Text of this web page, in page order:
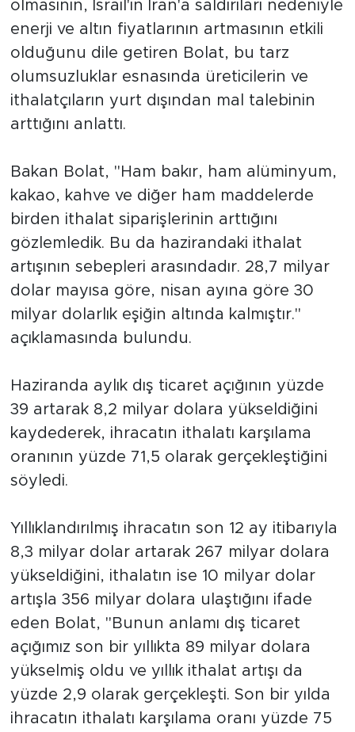
olmasının, İsrail'in İran'a saldırıları nedeniyle
enerji ve altın fiyatlarının artmasının etkili
olduğunu dile getiren Bolat, bu tarz
olumsuzluklar esnasında üreticilerin ve
ithalatçıların yurt dışından mal talebinin
arttığını anlattı.
Bakan Bolat, "Ham bakır, ham alüminyum,
kakao, kahve ve diğer ham maddelerde
birden ithalat siparişlerinin arttığını
gözlemledik. Bu da hazirandaki ithalat
artışının sebepleri arasındadır. 28,7 milyar
dolar mayısa göre, nisan ayına göre 30
milyar dolarlık eşiğin altında kalmıştır."
açıklamasında bulundu.
Haziranda aylık dış ticaret açığının yüzde
39 artarak 8,2 milyar dolara yükseldiğini
kaydederek, ihracatın ithalatı karşılama
oranının yüzde 71,5 olarak gerçekleştiğini
söyledi.
Yıllıklandırılmış ihracatın son 12 ay itibarıyla
8,3 milyar dolar artarak 267 milyar dolara
yükseldiğini, ithalatın ise 10 milyar dolar
artışla 356 milyar dolara ulaştığını ifade
eden Bolat, "Bunun anlamı dış ticaret
açığımız son bir yıllıkta 89 milyar dolara
yükselmiş oldu ve yıllık ithalat artışı da
yüzde 2,9 olarak gerçekleşti. Son bir yılda
ihracatın ithalatı karşılama oranı yüzde 75